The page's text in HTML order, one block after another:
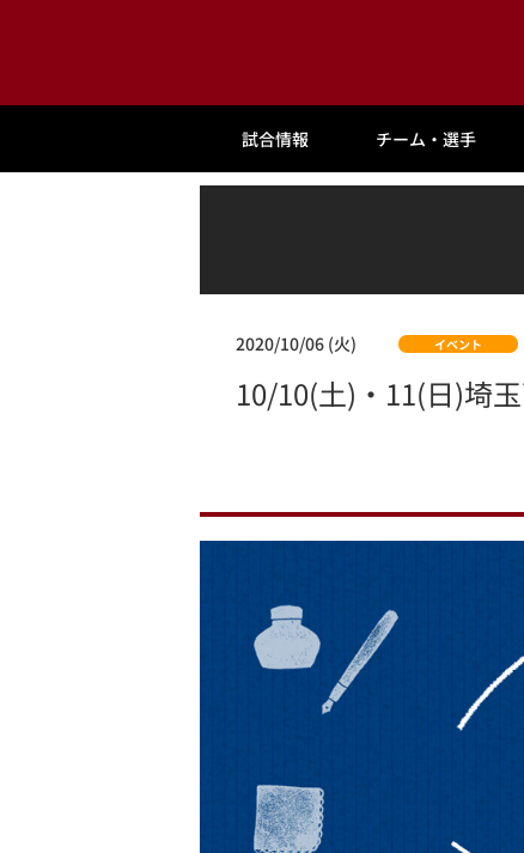
試合情報 チーム・選手
2020/10/06 (火) イベント
10/10(土)・11(日)埼